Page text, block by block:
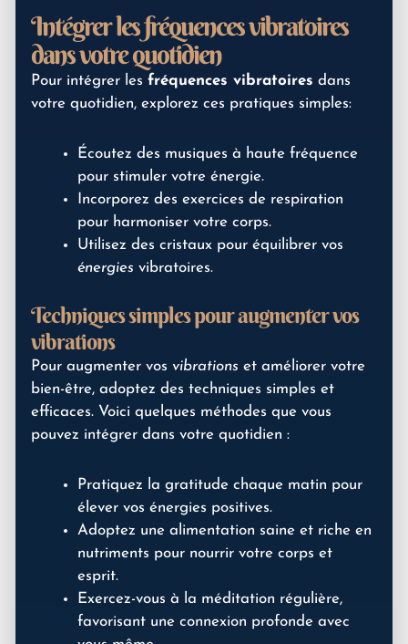
Intégrer les fréquences vibratoires
dans votre quotidien
Pour intégrer les fréquences vibratoires dans
votre quotidien, explorez ces pratiques simples:
Écoutez des musiques à haute fréquence
pour stimuler votre énergie.
Incorporez des exercices de respiration
pour harmoniser votre corps.
Utilisez des cristaux pour équilibrer vos
énergies vibratoires.
Techniques simples pour augmenter vos
vibrations
Pour augmenter vos vibrations et améliorer votre
bien-être, adoptez des techniques simples et
efficaces. Voici quelques méthodes que vous
pouvez intégrer dans votre quotidien :
Pratiquez la gratitude chaque matin pour
élever vos énergies positives.
Adoptez une alimentation saine et riche en
nutriments pour nourrir votre corps et
esprit.
Exercez-vous à la méditation régulière,
favorisant une connexion profonde avec